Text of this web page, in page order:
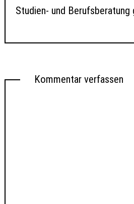
Studien- und Berufsberatung
Kommentar verfassen